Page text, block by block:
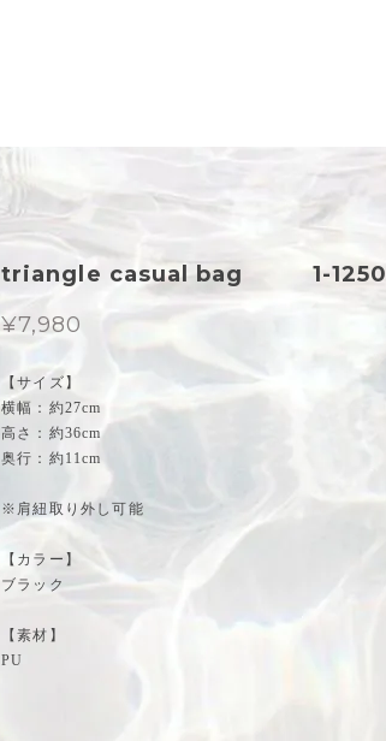
triangle casual bag 1-1250
¥7,980
【サイズ】
横幅：約27cm
高さ：約36cm
奥行：約11cm
※肩紐取り外し可能
【カラー】
ブラック
【素材】
PU